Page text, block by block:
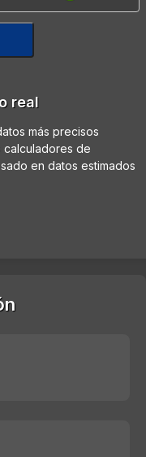
real
más precisos
calculadores de
en datos estimados